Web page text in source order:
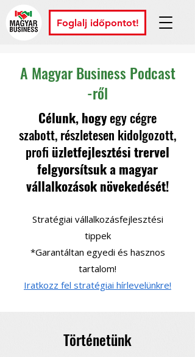
Foglalj időpontot!
A Magyar Business Podcast
-ről
Célunk, hogyegy cégre
szabott, részletesen kidolgozott,
profi üzletfejlesztési trervel
felgyorsítsuk a magyar
vállalkozások növekedését!
Stratégiai vállalkozásfejlesztési
tippek
*Garantáltan egyedi és hasznos
tartalom!
Iratkozz fel stratégiai hírlevelünkre!
Történetünk